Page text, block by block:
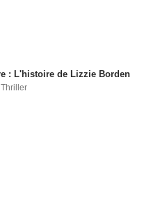
: L'histoire de Lizzie Borden
,Thriller